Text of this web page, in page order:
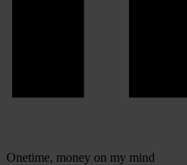
Onetime, money on my mind